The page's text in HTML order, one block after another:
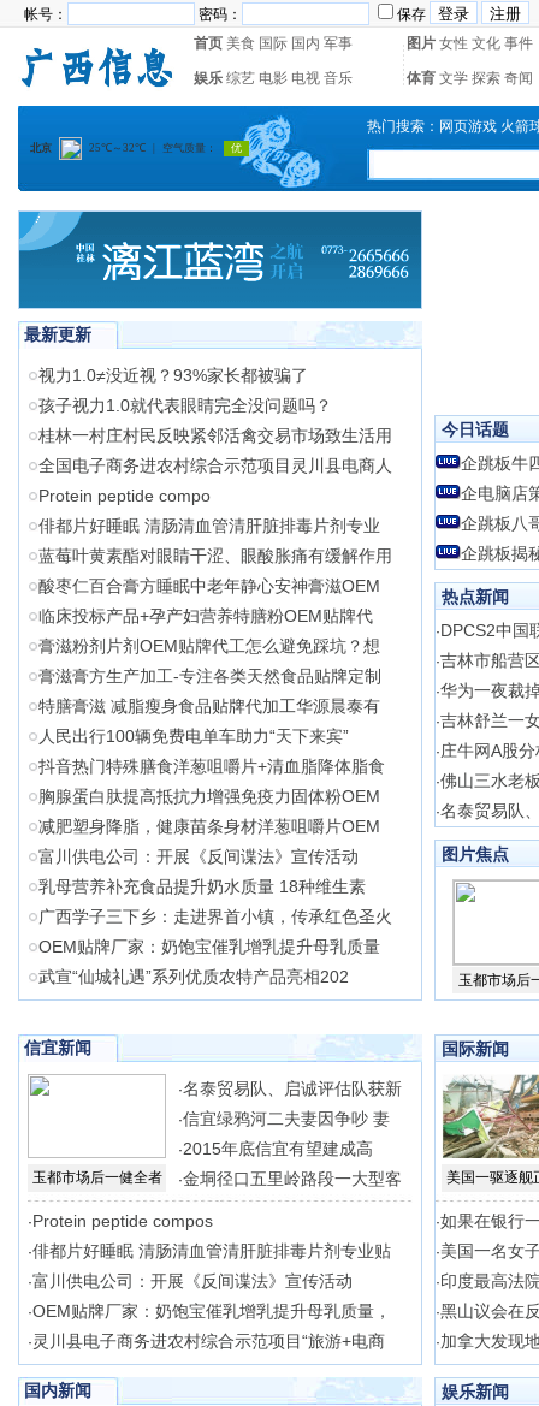
帐号： 密码：
保存
首页 美食 国际 国内 军事 图片 女性 文化 事件
娱乐 综艺 电影 电视 音乐 体育 文学 探索 奇闻
热门搜索： 网页游戏 火箭
最新更新
视力1.0≠没近视？93%家长都被骗了
孩子视力1.0就代表眼睛完全没问题吗？
桂林一村庄村民反映紧邻活禽交易市场致生活用
全国电子商务进农村综合示范项目灵川县电商人
Protein peptide compo
俳都片好睡眠 清肠清血管清肝脏排毒片剂专业
蓝莓叶黄素酯对眼睛干涩、眼酸胀痛有缓解作用
酸枣仁百合膏方睡眠中老年静心安神膏滋OEM
临床投标产品+孕产妇营养特膳粉OEM贴牌代
膏滋粉剂片剂OEM贴牌代工怎么避免踩坑？想
膏滋膏方生产加工-专注各类天然食品贴牌定制
特膳膏滋 减脂瘦身食品贴牌代加工华源晨泰有
人民出行100辆免费电单车助力“天下来宾”
抖音热门特殊膳食洋葱咀嚼片+清血脂降体脂食
胸腺蛋白肽提高抵抗力增强免疫力固体粉OEM
减肥塑身降脂，健康苗条身材洋葱咀嚼片OEM
富川供电公司：开展《反间谍法》宣传活动
乳母营养补充食品提升奶水质量 18种维生素
广西学子三下乡：走进界首小镇，传承红色圣火
OEM贴牌厂家：奶饱宝催乳增乳提升母乳质量
武宣“仙城礼遇”系列优质农特产品亮相202
今日话题
企跳板牛
企电脑店
企跳板八
企跳板揭
热点新闻
·DPCS2中国
·吉林市船营
·华为一夜裁
·吉林舒兰一
·庄牛网A股
·佛山三水老
·名泰贸易队
图片焦点
玉都市场后
信宜新闻
玉都市场后一健全者
·名泰贸易队、启诚评估队获新
·信宜绿鸦河二夫妻因争吵 妻
·2015年底信宜有望建成高
·金垌径口五里岭路段一大型客
·Protein peptide compos
·俳都片好睡眠 清肠清血管清肝脏排毒片剂专业贴
·富川供电公司：开展《反间谍法》宣传活动
·OEM贴牌厂家：奶饱宝催乳增乳提升母乳质量，
· 灵川县电子商务进农村综合示范项目“旅游+电商
国际新闻
美国一驱逐舰
·如果在银行
·美国一名女
·印度最高法
·黑山议会在
·加拿大发现
国内新闻 娱乐新闻